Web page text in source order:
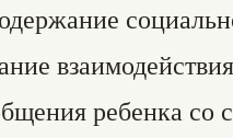
ребенка со